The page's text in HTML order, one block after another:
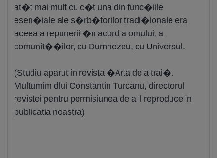
at�t mai mult cu c�t una din func�iile
esen�iale ale s�rb�torilor tradi�ionale era
aceea a repunerii �n acord a omului, a
comunit��ilor, cu Dumnezeu, cu Universul.
(Studiu aparut in revista �Arta de a trai�.
Multumim dlui Constantin Turcanu, directorul
revistei pentru permisiunea de a il reproduce in
publicatia noastra)